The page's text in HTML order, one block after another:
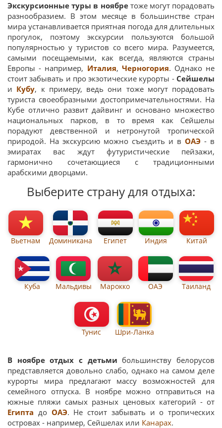
Экскурсионные туры в ноябретоже могут порадовать
разнообразием. В этом месяце в большинстве стран
мира устанавливается приятная погода для длительных
прогулок, поэтому экскурсии пользуются большой
популярностью у туристов со всего мира. Разумеется,
самыми посещаемыми, как всегда, являются страны
Европы - например, Италия, Черногория. Однако не
стоит забывать и про экзотические курорты - Сейшелы
и Кубу, к примеру, ведь они тоже могут порадовать
туриста своеобразными достопримечательностями. На
Кубе отлично развит дайвинг и основано множество
национальных парков, в то время как Сейшелы
порадуют девственной и нетронутой тропической
природой. На экскурсию можно съездить и в ОАЭ - в
эмиратах вас ждут футуристические пейзажи,
гармонично сочетающиеся с традиционными
арабскими дворцами.
Выберите страну для отдыха:
Вьетнам Доминикана Египет Индия Китай
Куба Мальдивы Марокко ОАЭ Таиланд
Тунис Шри-Ланка
В ноябре отдых с детьми большинству белорусов
представляется довольно слабо, однако на самом деле
курорты мира предлагают массу возможностей для
семейного отпуска. В ноябре можно отправиться на
южные пляжи самых разных ценовых категорий - от
Египта до ОАЭ. Не стоит забывать и о тропических
островах - например, Сейшелах или Канарах.